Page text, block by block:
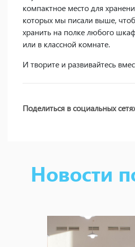
компактное место для
которых мы писали выше,
хранить на полке любого
или в классной комнате.
И творите и развивайтесь
Поделиться в социальных
Новости